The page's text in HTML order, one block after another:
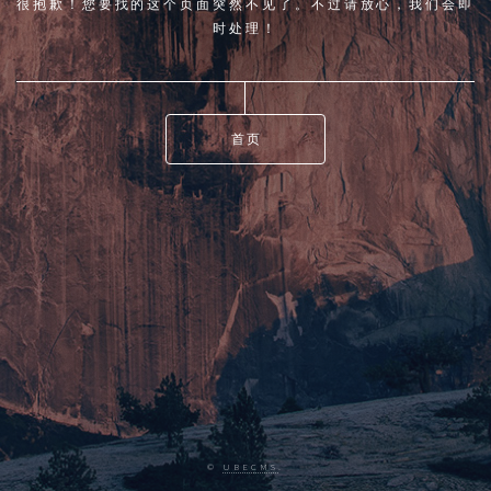
很抱歉！您要找的这个页面突然不见了。不过请放心，我们会即
时处理！
首页
© UBECMS.